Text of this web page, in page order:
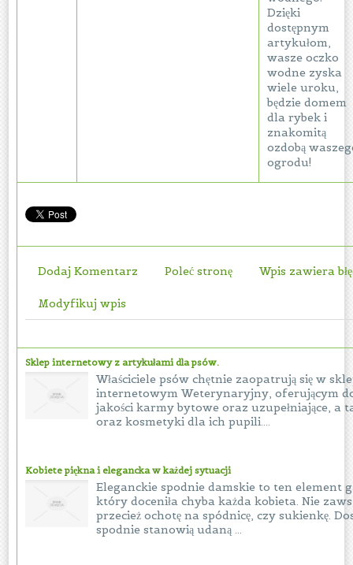
Dzięki
dostępnym
artykułom,
wasze oczko
wodne zyska
wiele uroku,
będzie domem
dla rybek i
znakomitą
ozdobą
ogrodu!
Dodaj Komentarz Poleć stronę Wpis zawiera
Modyfikuj wpis
Sklep internetowy z artykułami dla psów.
Właściciele psów chętnie zaopatrują się w
internetowym Weterynaryjny, oferującym
jakości karmy bytowe oraz uzupełniające, a
oraz kosmetyki dla ich pupili....
Kobiete piękna i elegancka w każdej sytuacji
Eleganckie spodnie damskie to ten element
który doceniła chyba każda kobieta. Nie
przecież ochotę na spódnicę, czy sukienkę.
spodnie stanowią udaną ...